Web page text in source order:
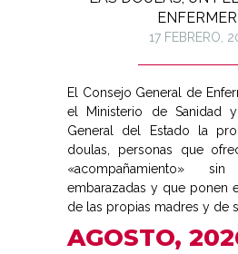
17 FEBRERO,
El Consejo General de
el Ministerio de Sanidad
General del Estado la
doulas, personas que
«acompañamiento»
embarazadas y que ponen
de las propias madres y de
AGOSTO,